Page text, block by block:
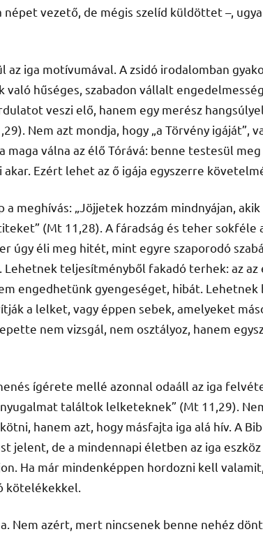
népet vezető, de mégis szelíd küldöttet –,
iga motívumával. A zsidó irodalomban
való hűséges, szabadon vállalt
veszi elő, hanem egy merész
Nem azt mondja, hogy „a Törvény igáját”,
maga válna az élő Tórává: benne testesül
Ezért lehet az ő igája egyszerre
a meghívás: „Jöjjetek hozzám mindnyájan,
(Mt 11,28). A fáradság és teher sokféle
úgy éli meg hitét, mint egyre szaporodó
teljesítményből fakadó terhek: az az
engedhetünk gyengeséget, hibát.
a lelket, vagy éppen sebek, amelyeket
nem vizsgál, nem osztályoz, hanem
ígérete mellé azonnal odaáll az iga
találtok lelketeknek” (Mt 11,29).
hanem azt, hogy másfajta iga alá hív. A
jelent, de a mindennapi életben az iga
Ha már mindenképpen hordozni kell
kötelékekkel.
Nem azért, mert nincsenek benne nehéz